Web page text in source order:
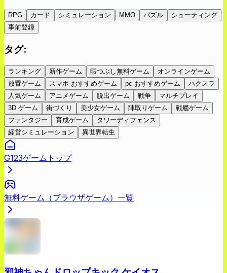
RPG カード シミュレーション MMO パズル
シューティング
事前登録
タグ:
ランキング 新作ゲーム 暇つぶし無料ゲーム
オンラインゲーム
放置ゲーム
スマホ おすすめゲーム pc おすすめゲーム
ハクスラ
人気ゲーム
アニメゲーム 脱出ゲーム 戦争
マルチプレイ
3D ゲーム
街づくり 美少女ゲーム 陣取りゲーム
戦艦ゲーム
ファンタジー
育成ゲーム
タワーディフェンス
経営シミュレーション
異世界転生
G123ゲームトップ
無料ゲーム（ブラウザゲーム）一覧